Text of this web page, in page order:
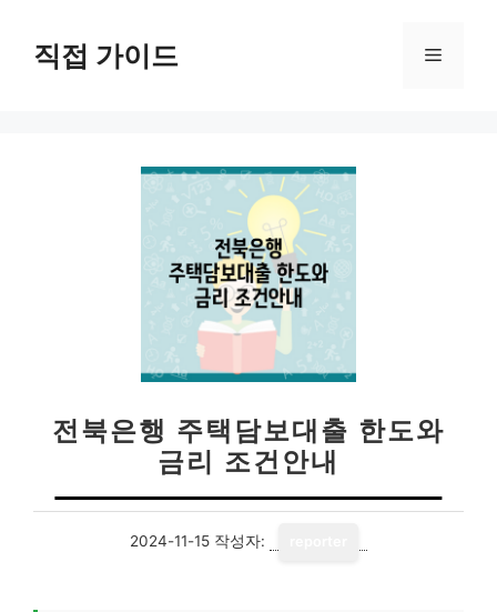
직접 가이드 메
전북은행 주택담보대출 한도와
금리 조건안내
2024-11-15 작성자: